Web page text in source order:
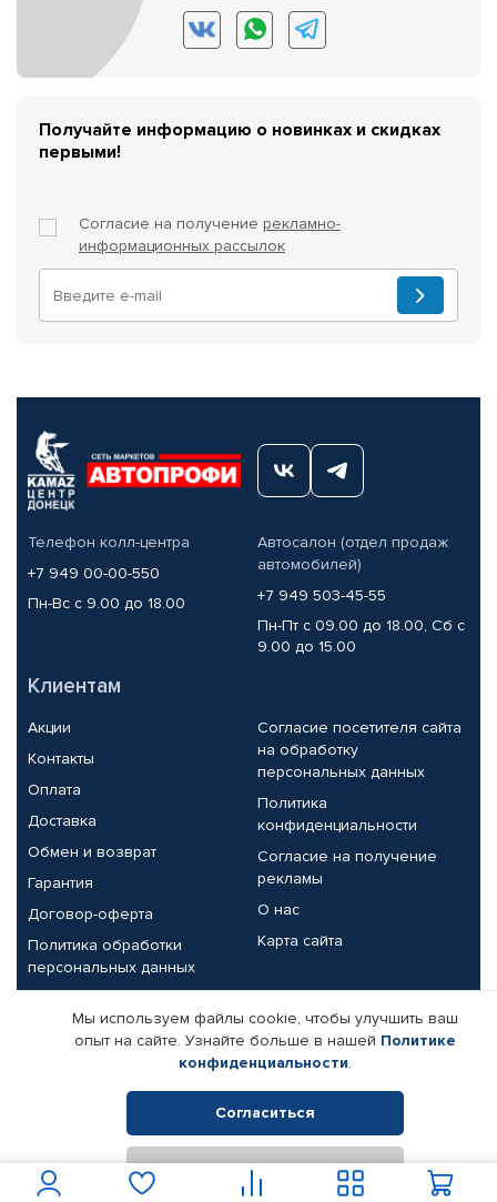
Получайте информацию о новинках и скидках
первыми!
Согласие на получение рекламно-
информационных рассылок
Телефон колл-центра
+7 949 00-00-550
Пн-Вс с 9.00 до 18.00
Автосалон (отдел продаж
автомобилей)
+7 949 503-45-55
Пн-Пт с 09.00 до 18.00, Сб с
9.00 до 15.00
Клиентам
Акции
Контакты
Оплата
Доставка
Обмен и возврат
Гарантия
Договор-оферта
Политика обработки
персональных данных
Согласие посетителя сайта
на обработку
персональных данных
Политика
конфиденциальности
Согласие на получение
рекламы
О нас
Карта сайта
Партнерам
Корпоративным клиентам
Поставщикам
Реквизиты компании
© КАМАЗ ЦЕНТР ДОНЕЦК, 2015-2026. Все права защищены.
Интернет-магазин автомобильных товаров Автопрофи.
Мы используем файлы cookie, чтобы улучшить ваш
опыт на сайте. Узнайте больше в нашей Политике
конфиденциальности.
Согласиться
Отклонить